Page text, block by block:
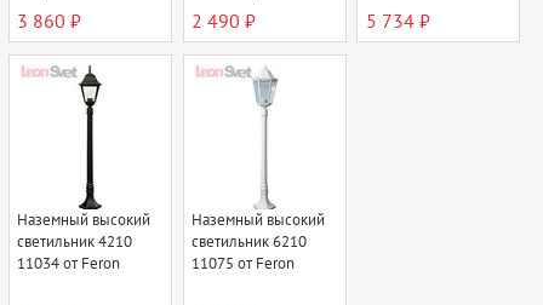
3 860 ₽ 2 490 ₽ 5 734 ₽
Наземный высокий
светильник 4210
11034 от Feron
Наземный высокий
светильник 6210
11075 от Feron